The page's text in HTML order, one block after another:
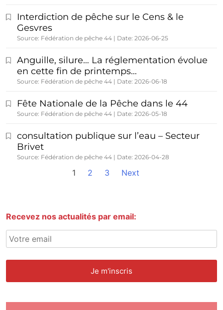
Interdiction de pêche sur le Cens & le
Gesvres
Source: Fédération de pêche 44 Date: 2026-06-25
Anguille, silure… La réglementation évolue
en cette fin de printemps…
Source: Fédération de pêche 44 Date: 2026-06-18
Fête Nationale de la Pêche dans le 44
Source: Fédération de pêche 44 Date: 2026-05-18
consultation publique sur l’eau – Secteur
Brivet
Source: Fédération de pêche 44 Date: 2026-04-28
1 2 3 Next
Recevez nos actualités par email: